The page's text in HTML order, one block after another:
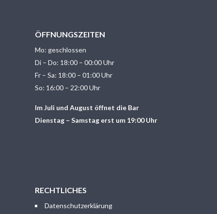
ÖFFNUNGSZEITEN
Mo: geschlossen
Di – Do: 18:00 – 00:00 Uhr
Fr – Sa: 18:00 – 01:00 Uhr
So: 16:00 – 22:00 Uhr
Im Juli und August öffnet die Bar
Dienstag – Samstag erst um 19:00 Uhr
RECHTLICHES
Datenschutzerklärung